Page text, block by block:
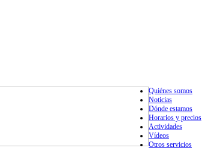
Quiénes somos
Noticias
Dónde estamos
Horarios y precios
Actividades
Vídeos
Otros servicios